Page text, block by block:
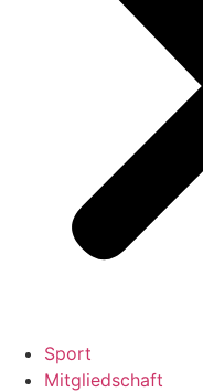
Sport
Mitgliedschaft